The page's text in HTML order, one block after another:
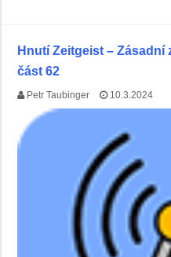
Hnutí Zeitgeist –
část 62
Petr Taubinger 10.3.2024